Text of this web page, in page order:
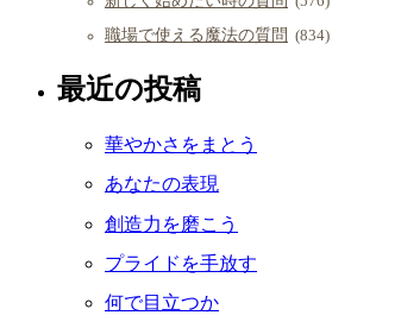
職場で使える魔法の質問 (834)
最近の投稿
華やかさをまとう
あなたの表現
創造力を磨こう
プライドを手放す
何で目立つか